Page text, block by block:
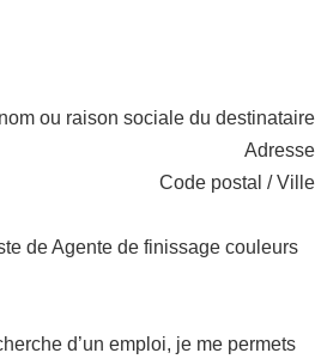
ou raison sociale du destinataire
Adresse
Code postal / Ville
de Agente de finissage couleurs
d’un emploi, je me permets